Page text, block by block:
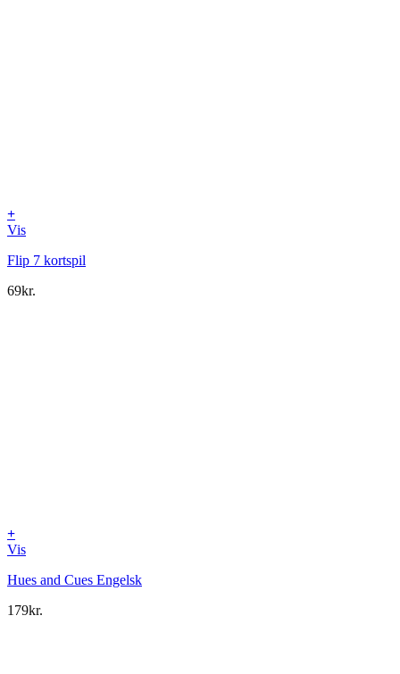
+
Vis
Flip 7 kortspil
69kr.
+
Vis
Hues and Cues Engelsk
179kr.